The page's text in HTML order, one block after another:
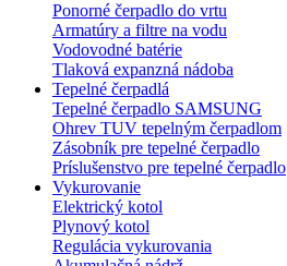
Ponorné čerpadlo do vrtu
Armatúry a filtre na vodu
Vodovodné batérie
Tlaková expanzná nádoba
Tepelné čerpadlá
Tepelné čerpadlo SAMSUNG
Ohrev TUV tepelným čerpadlom
Zásobník pre tepelné čerpadlo
Príslušenstvo pre tepelné čerpadlo
Vykurovanie
Elektrický kotol
Plynový kotol
Regulácia vykurovania